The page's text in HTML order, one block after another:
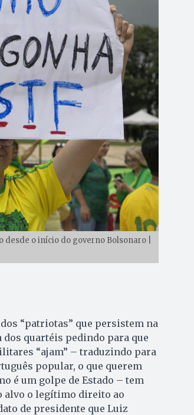
o início do governo Bolsonaro |
“patriotas” que persistem na
dos quartéis pedindo para que
“ajam” – traduzindo para
popular, o que querem
é um golpe de Estado – tem
alvo o legítimo direito ao
de presidente que Luiz